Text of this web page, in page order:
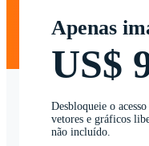
Apenas
US$
Desbloqueie o
vetores e gráficos
não incluído.